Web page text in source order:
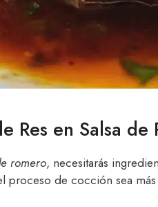
Res en Salsa de
romero, necesitarás
de cocción sea